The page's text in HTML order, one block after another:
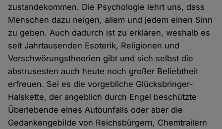
zustandekommen. Die Psychologie lehrt uns, dass
Menschen dazu neigen, allem und jedem einen Sinn
zu geben. Auch dadurch ist zu erklären, weshalb es
seit Jahrtausenden Esoterik, Religionen und
Verschwörungstheorien gibt und sich selbst die
abstrusesten auch heute noch großer Beliebtheit
erfreuen. Sei es die vorgebliche Glücksbringer-
Halskette, der angeblich durch Engel beschützte
Überlebende eines Autounfalls oder aber die
Gedankengebilde von Reichsbürgern, Chemtrailern